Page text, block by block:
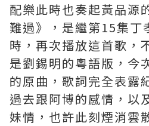
配樂此時也奏起黃品源
難過》，是繼第15集丁
時，再次播放這首歌，
是劉錫明的粵語版，今
的原曲，歌詞完全表露
過去跟阿博的感情，以
妹情，也許此刻煙消雲